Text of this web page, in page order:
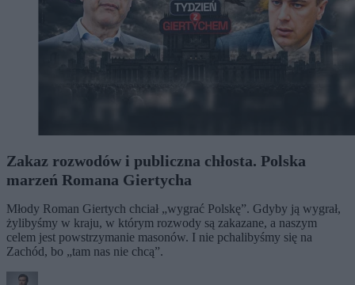
Zakaz rozwodów i publiczna chłosta. Polska
marzeń Romana Giertycha
Młody Roman Giertych chciał „wygrać Polskę”. Gdyby ją wygrał,
żylibyśmy w kraju, w którym rozwody są zakazane, a naszym
celem jest powstrzymanie masonów. I nie pchalibyśmy się na
Zachód, bo „tam nas nie chcą”.